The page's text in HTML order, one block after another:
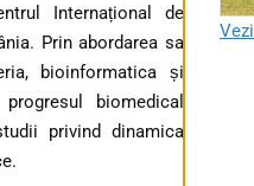
Internațional de
Prin abordarea sa
bioinformatica și
biomedical
privind dinamica